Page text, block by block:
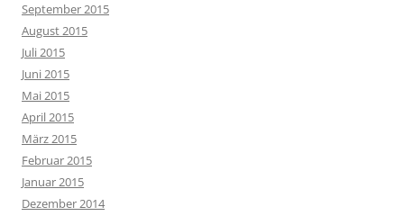
September 2015
August 2015
Juli 2015
Juni 2015
Mai 2015
April 2015
März 2015
Februar 2015
Januar 2015
Dezember 2014